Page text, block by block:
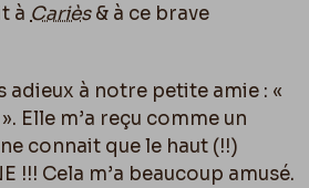
à Cariès& à ce brave
adieux à notre petite amie : «
Elle m’a reçu comme un
connait que le haut (!!)
!!! Cela m’a beaucoup amusé.